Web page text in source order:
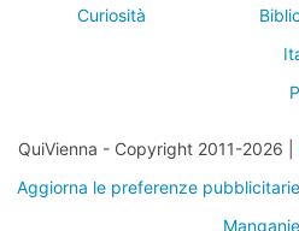
Curiosità
QuiVienna - Copyright 2011-2026 |
Aggiorna le preferenze pubblicitarie